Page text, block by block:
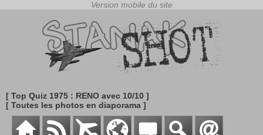
[ Top Quiz 1975 : RENO avec 10/10 ]
[ Toutes les photos en diaporama ]